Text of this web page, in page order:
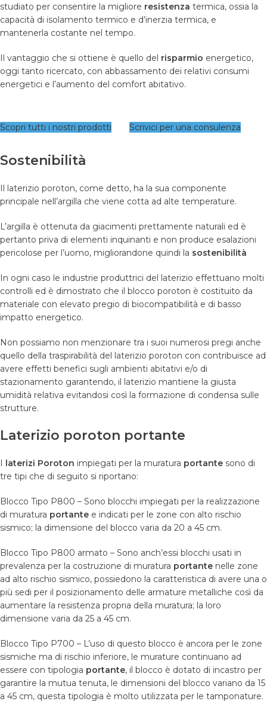
studiato per consentire la migliore resistenza termica, ossia la
capacità di isolamento termico e d’inerzia termica, e
mantenerla costante nel tempo.
Il vantaggio che si ottiene è quello del risparmio energetico,
oggi tanto ricercato, con abbassamento dei relativi consumi
energetici e l’aumento del comfort abitativo.
Scopri tutti i nostri prodotti Scrivici per una consulenza
Sostenibilità
Il laterizio poroton, come detto, ha la sua componente
principale nell’argilla che viene cotta ad alte temperature.
L’argilla è ottenuta da giacimenti prettamente naturali ed è
pertanto priva di elementi inquinanti e non produce esalazioni
pericolose per l’uomo, migliorandone quindi la sostenibilità
In ogni caso le industrie produttrici del laterizio effettuano molti
controlli ed è dimostrato che il blocco poroton è costituito da
materiale con elevato pregio di biocompatibilità e di basso
impatto energetico.
Non possiamo non menzionare tra i suoi numerosi pregi anche
quello della traspirabilità del laterizio poroton con contribuisce ad
avere effetti benefici sugli ambienti abitativi e/o di
stazionamento garantendo, il laterizio mantiene la giusta
umidità relativa evitandosi così la formazione di condensa sulle
strutture.
Laterizio poroton portante
I laterizi Poroton impiegati per la muratura portante sono di
tre tipi che di seguito si riportano:
Blocco Tipo P800 – Sono blocchi impiegati per la realizzazione
di muratura portante e indicati per le zone con alto rischio
sismico; la dimensione del blocco varia da 20 a 45 cm.
Blocco Tipo P800 armato – Sono anch’essi blocchi usati in
prevalenza per la costruzione di muratura portante nelle zone
ad alto rischio sismico, possiedono la caratteristica di avere una o
più sedi per il posizionamento delle armature metalliche così da
aumentare la resistenza propria della muratura; la loro
dimensione varia da 25 a 45 cm.
Blocco Tipo P700 – L’uso di questo blocco è ancora per le zone
sismiche ma di rischio inferiore, le murature continuano ad
essere con tipologia portante, il blocco è dotato di incastro per
garantire la mutua tenuta, le dimensioni del blocco variano da 15
a 45 cm, questa tipologia è molto utilizzata per le tamponature.